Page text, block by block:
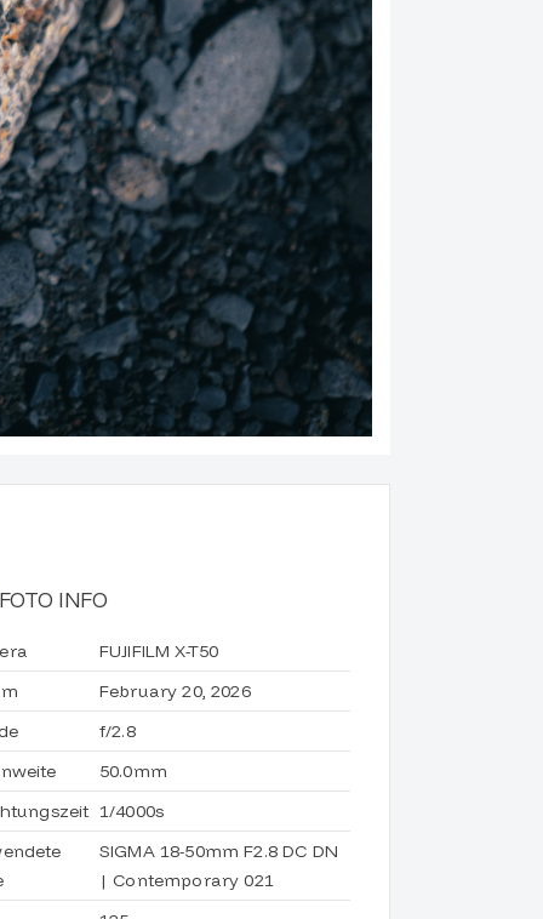
FOTO INFO
FUJIFILM X-T50
February 20, 2026
f/2.8
50.0mm
1/4000s
SIGMA 18-50mm F2.8 DC DN
| Contemporary 021